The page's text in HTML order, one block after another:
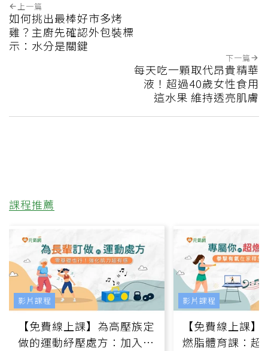
上一篇
如何挑出最棒好市多烤
雞？主廚先確認外包裝標
示：水分是關鍵
下一篇
每天吃一顆取代昂貴精華
液！超過40歲女性食用
這水果 維持透亮肌膚
課程推薦
【免費線上課】為高壓族定
做的運動紓壓處方：加入行
影片課程
【免費線上課
燃脂體育課：超
影片課程